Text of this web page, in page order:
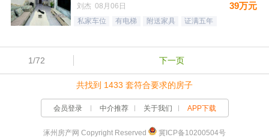
刘杰 08月06日
39万元
私家车位 有电梯 附送家具 证满五年
1/72 下一页
共找到 1433 套符合要求的房子
会员登录 中介推荐 关于我们 APP下载
涿州房产网 Copyright Reserved 冀ICP备10200504号